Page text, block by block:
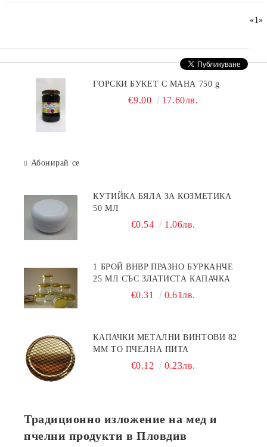
«1»
ГОРСКИ БУКЕТ С МАНА 750 g
€9.00 17.60лв.
Абонирай се
КУТИЙКА БЯЛА ЗА КОЗМЕТИКА
50 МЛ
€0.54 1.06лв.
1 БРОЙ BHBP ПРАЗНО БУРКАНЧЕ
25 МЛ СЪС ЗЛАТИСТА КАПАЧКА
€0.31 0.61лв.
КАПАЧКИ МЕТАЛНИ ВИНТОВИ 82
ММ ТО ПЧЕЛНА ПИТА
€0.12 0.23лв.
Традиционно изложение на мед и
пчелни продукти в Пловдив